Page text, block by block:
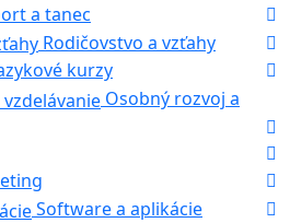
a tanec
Rodičovstvo a vzťahy
kurzy
Osobný rozvoj a
Software a aplikácie